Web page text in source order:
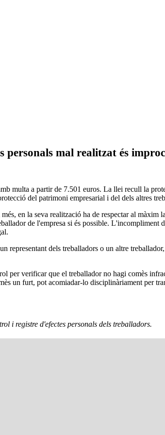
mal realitzat és
multa a partir de 7.501 euros. La llei recull la
del patrimoni empresarial i del dels altres
en la seva realització ha de respectar al
de l'empresa si és possible. L'incompliment
representant dels treballadors o un altre
verificar que el treballador no hagi comès
un furt, pot acomiadar-lo disciplinàriament per
i registre d'efectes personals dels treballadors.